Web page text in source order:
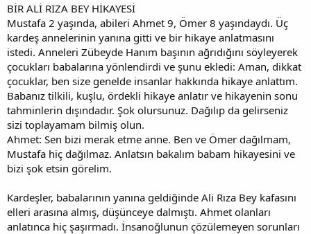
BİR ALİ RIZA BEY HİKAYESİ
Mustafa 2 yaşında, abileri Ahmet 9, Ömer 8 yaşındaydı. Üç
kardeş annelerinin yanına gitti ve bir hikaye anlatmasını
istedi. Anneleri Zübeyde Hanım başının ağrıdığını söyleyerek
çocukları babalarına yönlendirdi ve şunu ekledi: Aman, dikkat
çocuklar, ben size genelde insanlar hakkında hikaye anlattım.
Babanız tilkili, kuşlu, ördekli hikaye anlatır ve hikayenin sonu
tahminlerin dışındadır. Şok olursunuz. Dağılıp da gelirseniz
sizi toplayamam bilmiş olun.
Ahmet: Sen bizi merak etme anne. Ben ve Ömer dağılmam,
Mustafa hiç dağılmaz. Anlatsın bakalım babam hikayesini ve
bizi şok etsin görelim.
Kardeşler, babalarının yanına geldiğinde Ali Rıza Bey kafasını
elleri arasına almış, düşünceye dalmıştı. Ahmet olanları
anlatınca hiç şaşırmadı. İnsanoğlunun çözülemeyen sorunları